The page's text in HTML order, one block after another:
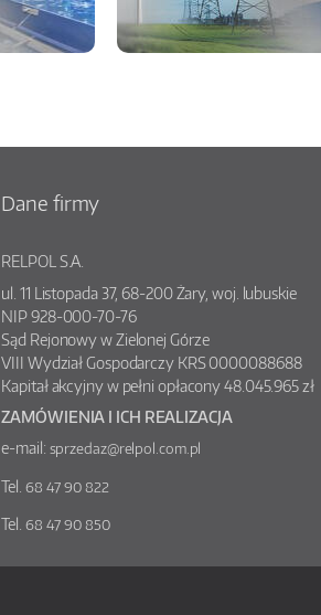
Dane firmy
RELPOL S.A.
ul. 11 Listopada 37,68-200Żary, woj. lubuskie
NIP 928-000-70-76
Sąd Rejonowy w Zielonej Górze
VIII Wydział Gospodarczy KRS 0000088688
Kapitał akcyjny w pełni opłacony 48.045.965 zł
ZAMÓWIENIA I ICH REALIZACJA
e-mail: sprzedaz@relpol.com.pl
Tel. 68 47 90 822
Tel. 68 47 90 850